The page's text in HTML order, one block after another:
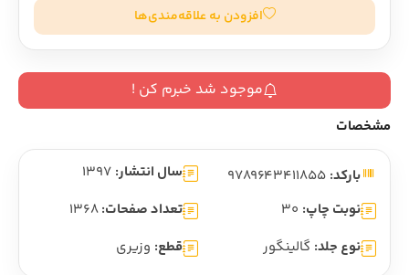
افزودن به علاقه‌مندی‌ها
موجود شد خبرم کن !
مشخصات
بارکد: سال انتشار: 1397
نوبت چاپ: 30 تعداد صفحات: 1368
نوع جلد: گالینگور قطع: وزیری